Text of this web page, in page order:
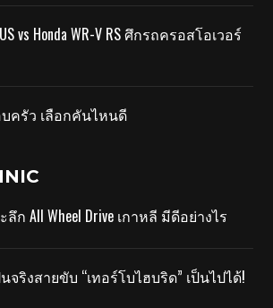
vs Honda WR-V RS ศึกรถครอสโอเวอร์
บครัว เลือกคันไหนดี
ะลึก All Wheel Drive เกาหลี มีดีอย่างไร
นจริงสายขับ “เทอร์โบไฮบริด” เป็นไปได้!